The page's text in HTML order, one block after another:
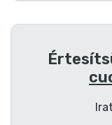
Gamer
Sportos
Zenés